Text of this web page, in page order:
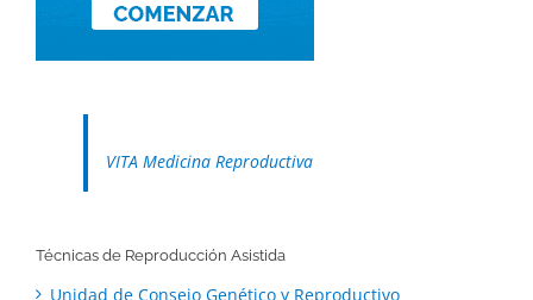
VITA Medicina Reproductiva
Técnicas de Reproducción Asistida
Unidad de Consejo Genético y Reproductivo